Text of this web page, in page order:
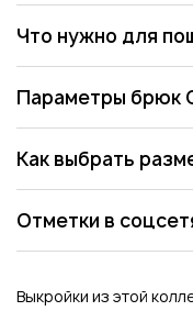
Что нужно для
Параметры брюк
Как выбрать
Отметки в
Выкройки из этой